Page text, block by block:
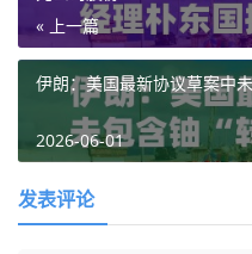
« 上一篇
伊朗：美国最新协议草案中
2026-06-01
发表评论